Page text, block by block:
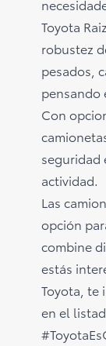
Toyota
robustez
pesados,
pensando
Con
seguridad
actividad.
Las
opción
combine
estás
Toyota, te
en el